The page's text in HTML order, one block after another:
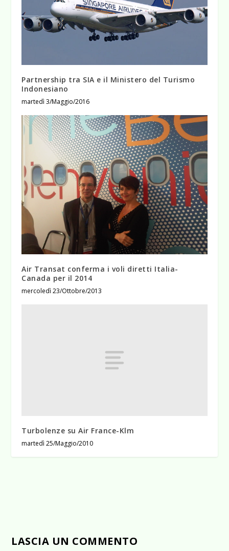
Partnership tra SIA e il Ministero del Turismo
Indonesiano
martedì 3/Maggio/2016
Air Transat conferma i voli diretti Italia-
Canada per il 2014
mercoledì 23/Ottobre/2013
Turbolenze su Air France-Klm
martedì 25/Maggio/2010
LASCIA UN COMMENTO